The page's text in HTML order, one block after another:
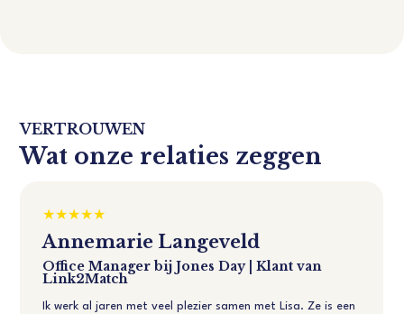
VERTROUWEN
Wat onze relaties zeggen
Annemarie Langeveld
Office Manager bij Jones Day | Klant van
Link2Match
Ik werk al jaren met veel plezier samen met Lisa. Ze is een